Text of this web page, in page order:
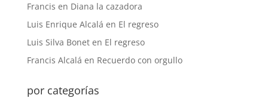
Francis en Diana la cazadora
Luis Enrique Alcalá en El regreso
Luis Silva Boneten El regreso
Francis Alcalá en Recuerdo con orgullo
por categorías